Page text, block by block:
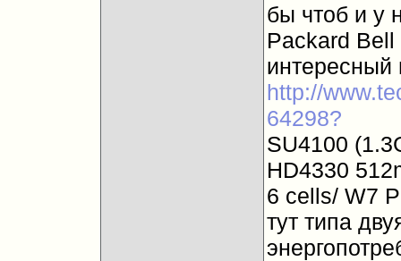
бы чтоб и у
Packard Bell
интересный
http://
64298?
SU4100
HD4330
6 cells/ W7
тут типа